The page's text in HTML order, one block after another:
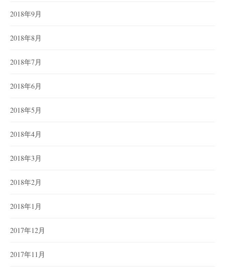
2018年9月
2018年8月
2018年7月
2018年6月
2018年5月
2018年4月
2018年3月
2018年2月
2018年1月
2017年12月
2017年11月